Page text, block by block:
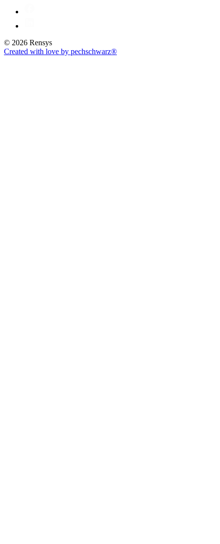
© 2026 Rensys
Created with love by pechschwarz®